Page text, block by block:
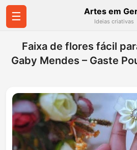
☰ Artes em
Ideias criativas
Faixa de flores fácil
Gaby Mendes – Gaste